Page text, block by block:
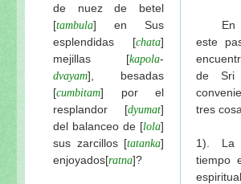
El festival del Ratha-yatra y
Las gentiles y sabias
Los pujaris del Señor
El maha-prasadam del
Los festivales del Señor
La especialidad del baile de
El amoroso pasatiempo del
Sri Sri Jagannatha-deva-
Visuddha-sattva Das -
de nuez de betel
[tambula]
en Sus
esplendidas [chata]
mejillas
[kapola-
dvayam], besadas
[cumbitam] por el
resplandor [dyumat]
del balanceo de [lola]
sus zarcillos [tatanka]
enjoyados[ratna]?
En
este
de Sri
tres
1). La
tiempo